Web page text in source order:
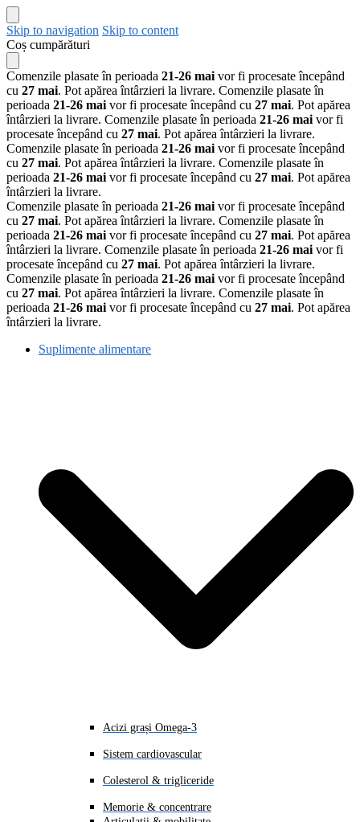
Skip to navigation Skip to content
Coș cumpărături
Comenzile plasate în perioada 21-26 mai vor fi procesate începând
cu 27 mai. Pot apărea întârzieri la livrare. Comenzile plasate în
perioada 21-26 mai vor fi procesate începând cu 27 mai. Pot apărea
întârzieri la livrare. Comenzile plasate în perioada 21-26 mai vor fi
procesate începând cu 27 mai. Pot apărea întârzieri la livrare.
Comenzile plasate în perioada 21-26 mai vor fi procesate începând
cu 27 mai. Pot apărea întârzieri la livrare. Comenzile plasate în
perioada 21-26 mai vor fi procesate începând cu 27 mai. Pot apărea
întârzieri la livrare.
Comenzile plasate în perioada 21-26 mai vor fi procesate începând
cu 27 mai. Pot apărea întârzieri la livrare. Comenzile plasate în
perioada 21-26 mai vor fi procesate începând cu 27 mai. Pot apărea
întârzieri la livrare. Comenzile plasate în perioada 21-26 mai vor fi
procesate începând cu 27 mai. Pot apărea întârzieri la livrare.
Comenzile plasate în perioada 21-26 mai vor fi procesate începând
cu 27 mai. Pot apărea întârzieri la livrare. Comenzile plasate în
perioada 21-26 mai vor fi procesate începând cu 27 mai. Pot apărea
întârzieri la livrare.
Suplimente alimentare
Acizi grași Omega-3
Sistem cardiovascular
Colesterol & trigliceride
Memorie & concentrare